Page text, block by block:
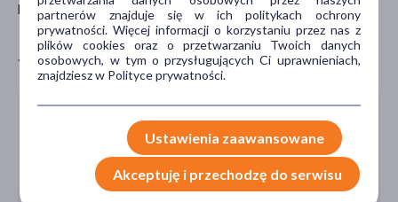
przekłada się na obniżenie popędu seksualnego.
Jak leczyć zaburzenia seksualne?
Jeśli zauważymy u siebie, że przyjmowany przez
nas lek może powodować obniżenie libido, nie
wolno samemu odstawiać go, ani modyfikować
jego dawki.
partnerów znajduje się w ich politykach ochrony
prywatności. Więcej informacji o korzystaniu przez nas z
plików cookies oraz o przetwarzaniu Twoich danych
osobowych, w tym o przysługujących Ci uprawnieniach,
znajdziesz w Polityce prywatności.
Ustawienia zaawansowane
Akceptuję i przechodzę do serwisu